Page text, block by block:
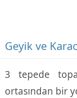
Geyik ve
3 tepede
ortasından bir